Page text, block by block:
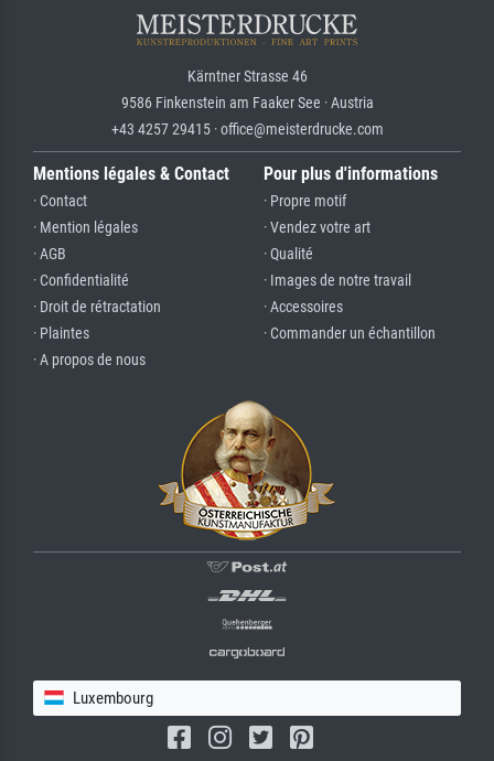
Kärntner Strasse 46
9586 Finkenstein am Faaker See · Austria
+43 4257 29415 · office@meisterdrucke.com
Mentions légales & Contact
· Contact
· Mention légales
· AGB
· Confidentialité
· Droit de rétractation
· Plaintes
· A propos de nous
Pour plus d'informations
· Propre motif
· Vendez votre art
· Qualité
· Images de notre travail
· Accessoires
· Commander un échantillon
Luxembourg